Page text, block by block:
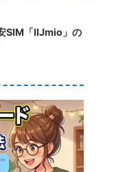
SIM「IIJmio」の